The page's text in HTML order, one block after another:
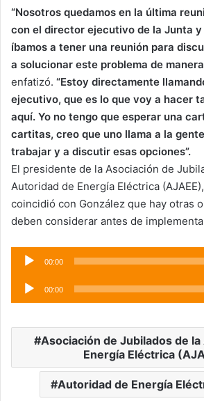
“Nosotros quedamos en la última
con el director ejecutivo de la Junta y
íbamos a tener una reunión para
a solucionar este problema de
enfatizó. “Estoy directamente
ejecutivo, que es lo que voy a hacer
aquí. Yo no tengo que esperar una
cartitas, creo que uno llama a la
trabajar y a discutir esas opciones”.
El presidente de la Asociación de
Autoridad de Energía Eléctrica
coincidió con González que hay otras
deben considerar antes de
Audio
00:00
Audio
Player
00:00
Asociación de Jubilados de
Energía Eléctrica
Autoridad de Energía